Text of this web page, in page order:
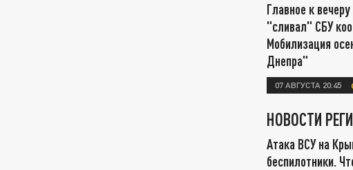
Главное к
"сливал" СБУ
Мобилизация
Днепра"
07 АВГУСТА 20:45
НОВОСТИ
Атака ВСУ на
беспилотники.